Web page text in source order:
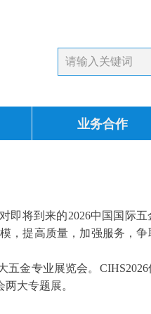
业务合作
即将到来的2026中国国际
，提高质量，加强服务，
金专业展览会。
两大专题展。